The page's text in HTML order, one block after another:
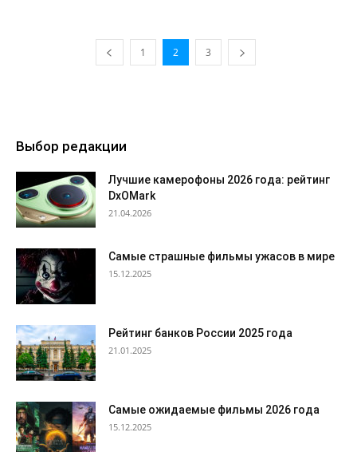
1 2 3
Выбор редакции
Лучшие камерофоны 2026 года: рейтинг
DxOMark
21.04.2026
Самые страшные фильмы ужасов в мире
15.12.2025
Рейтинг банков России 2025 года
21.01.2025
Самые ожидаемые фильмы 2026 года
15.12.2025